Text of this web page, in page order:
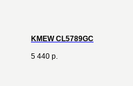
KMEW CL5789GC
5 440 р.